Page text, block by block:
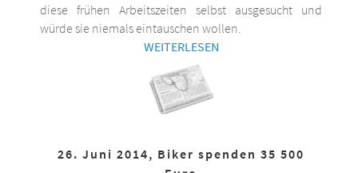
diese frühen Arbeitszeiten selbst ausgesucht und
würde sie niemals eintauschen wollen.
WEITERLESEN
26. Juni 2014, Biker spenden 35 500